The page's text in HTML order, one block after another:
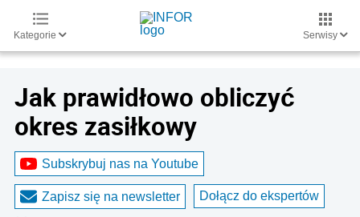
Kategorie Serwisy
Jak prawidłowo obliczyć
okres zasiłkowy
Subskrybuj nas na Youtube
Zapisz się na newsletter Dołącz do ekspertów